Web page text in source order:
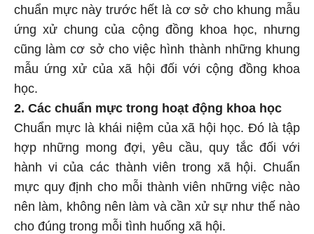
chuẩn mực này trước hết là cơ sở cho khung mẫu
ứng xử chung của cộng đồng khoa học, nhưng
cũng làm cơ sở cho việc hình thành những khung
mẫu ứng xử của xã hội đối với cộng đồng khoa
học.
2. Các chuẩn mực trong hoạt động khoa học
Chuẩn mực là khái niệm của xã hội học. Đó là tập
hợp những mong đợi, yêu cầu, quy tắc đối với
hành vi của các thành viên trong xã hội. Chuẩn
mực quy định cho mỗi thành viên những việc nào
nên làm, không nên làm và cần xử sự như thế nào
cho đúng trong mỗi tình huống xã hội.